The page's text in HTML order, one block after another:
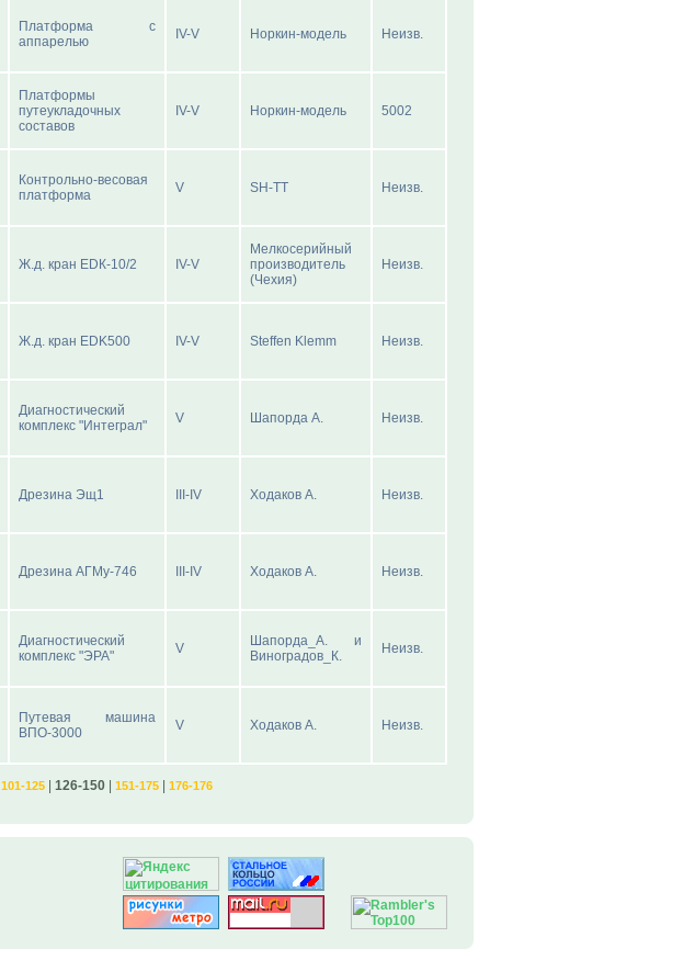
Платформа с
аппарелью
IV-V Норкин-модель Неизв.
Платформы
путеукладочных
составов
IV-V Норкин-модель 5002
Контрольно-весовая
платформа
V SH-TT Неизв.
Ж.д. кран ЕDК-10/2 IV-V
Мелкосерийный
производитель
(Чехия)
Неизв.
Ж.д. кран EDK500 IV-V Steffen Klemm Неизв.
Диагностический
комплекс "Интеграл"
V Шапорда А. Неизв.
Дрезина Эщ1 III-IV Ходаков А. Неизв.
Дрезина АГМу-746 III-IV Ходаков А. Неизв.
Диагностический
комплекс "ЭРА"
V
Шапорда_А. и
Виноградов_К.
Неизв.
Путевая машина
ВПО-3000
V Ходаков А. Неизв.
101-125 126-150 151-175 176-176